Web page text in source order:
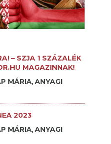
– SZJA 1 SZÁZALÉK
MAGAZINNAK!
MÁRIA, ANYAGI
2023
MÁRIA, ANYAGI